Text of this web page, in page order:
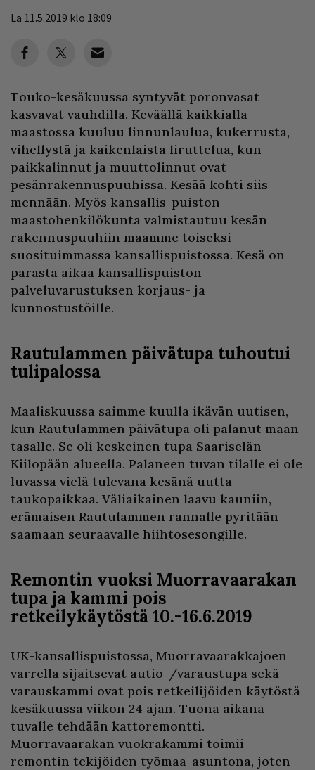
La 11.5.2019 klo 18:09
Touko-kesäkuussa syntyvät poronvasat
kasvavat vauhdilla. Keväällä kaikkialla
maastossa kuuluu linnunlaulua, kukerrusta,
vihellystä ja kaikenlaista liruttelua, kun
paikkalinnut ja muuttolinnut ovat
pesänrakennuspuuhissa. Kesää kohti siis
mennään. Myös kansallis-puiston
maastohenkilökunta valmistautuu kesän
rakennuspuuhiin maamme toiseksi
suosituimmassa kansallispuistossa. Kesä on
parasta aikaa kansallispuiston
palveluvarustuksen korjaus- ja
kunnostustöille.
Rautulammen päivätupa tuhoutui
tulipalossa
Maaliskuussa saimme kuulla ikävän uutisen,
kun Rautulammen päivätupa oli palanut maan
tasalle. Se oli keskeinen tupa Saariselän–
Kiilopään alueella. Palaneen tuvan tilalle ei ole
luvassa vielä tulevana kesänä uutta
taukopaikkaa. Väliaikainen laavu kauniin,
erämaisen Rautulammen rannalle pyritään
saamaan seuraavalle hiihtosesongille.
Remontin vuoksi Muorravaarakan
tupa ja kammi pois
retkeilykäytöstä 10.-16.6.2019
UK-kansallispuistossa, Muorravaarakkajoen
varrella sijaitsevat autio-/varaustupa sekä
varauskammi ovat pois retkeilijöiden käytöstä
kesäkuussa viikon 24 ajan. Tuona aikana
tuvalle tehdään kattoremontti.
Muorravaarakan vuokrakammi toimii
remontin tekijöiden työmaa-asuntona, joten